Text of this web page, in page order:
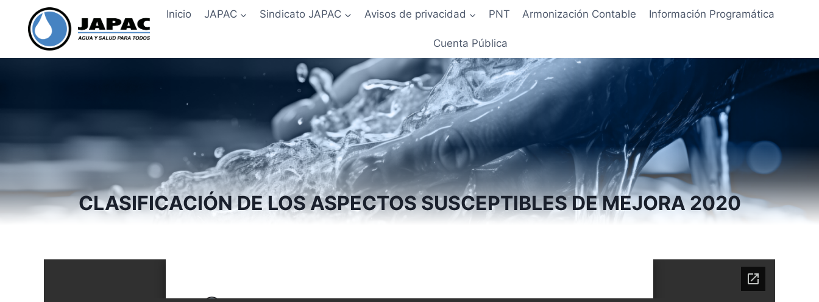
content
Inicio JAPAC Sindicato JAPAC Avisos de privacidad PNT Armonización Contable Información Programática
Cuenta Pública
CLASIFICACIÓN DE LOS ASPECTOS SUSCEPTIBLES DE MEJORA 2020